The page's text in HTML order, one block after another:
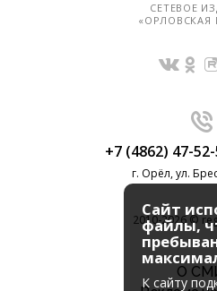
СЕТЕВОЕ
«ОРЛОВСКАЯ
+7 (4862) 47-
г. Орёл, ул.
2010-2026 ©
О
Сайт
файлы,
К cайту